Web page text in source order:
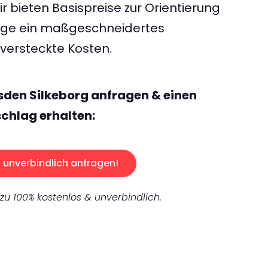
bieten Basispreise zur Orientierung
ein maßgeschneidertes
Kosten.
Silkeborg anfragen & einen
erhalten:
unverbindlich anfragen!
100% kostenlos & unverbindlich.